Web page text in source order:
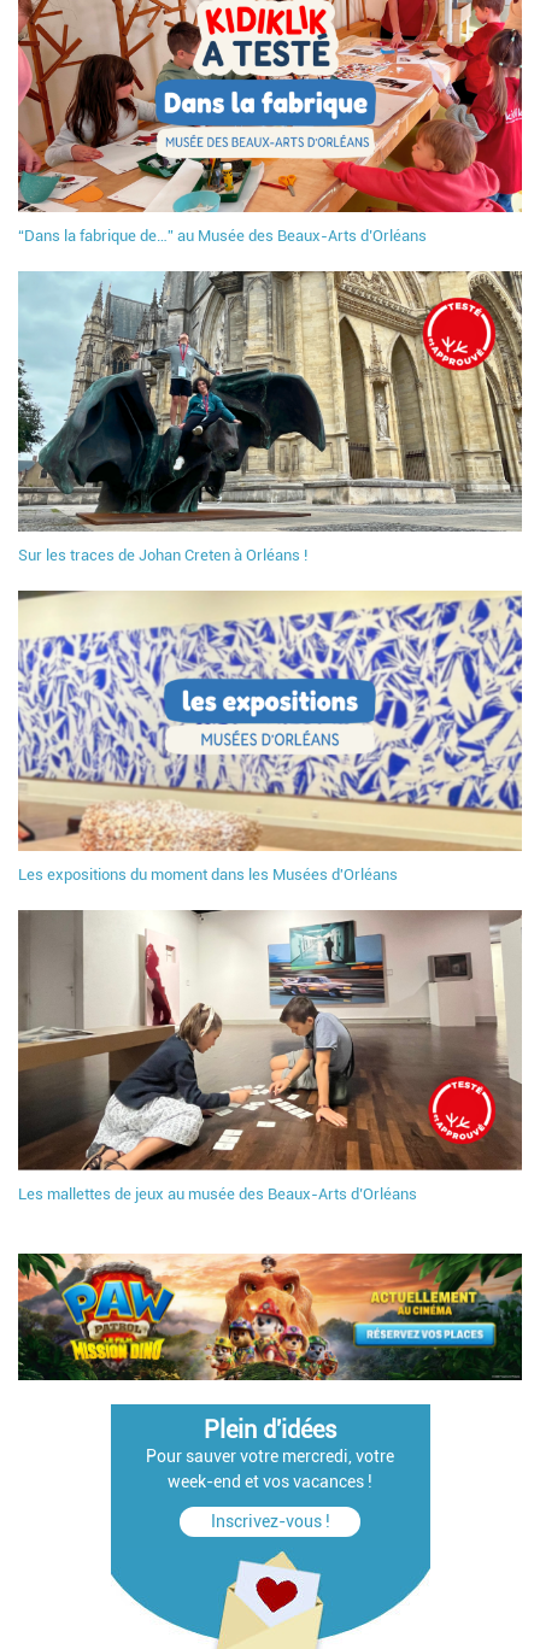
“Dans la fabrique de…” au Musée des Beaux-Arts d’Orléans
Sur les traces de Johan Creten à Orléans !
Les expositions du moment dans les Musées d'Orléans
Les mallettes de jeux au musée des Beaux-Arts d’Orléans
Plein d'idées
Pour sauver votre mercredi, votre
week-end et vos vacances !
Inscrivez-vous !